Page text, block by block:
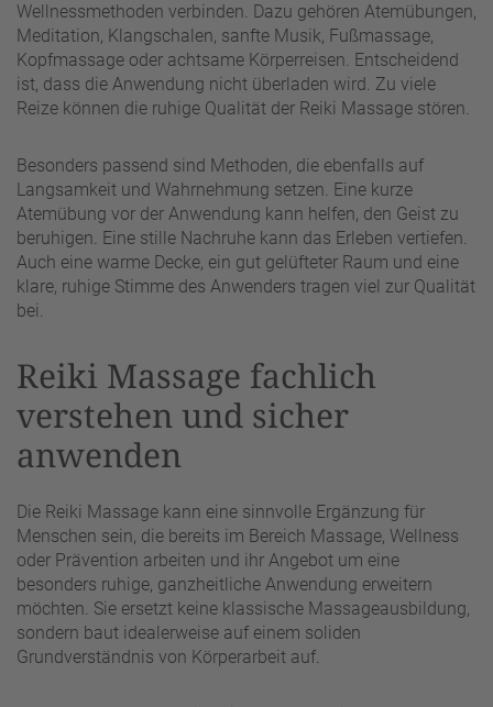
Wellnessmethoden verbinden. Dazu gehören Atemübungen,
Meditation, Klangschalen, sanfte Musik, Fußmassage,
Kopfmassage oder achtsame Körperreisen. Entscheidend
ist, dass die Anwendung nicht überladen wird. Zu viele
Reize können die ruhige Qualität der Reiki Massage stören.
Besonders passend sind Methoden, die ebenfalls auf
Langsamkeit und Wahrnehmung setzen. Eine kurze
Atemübung vor der Anwendung kann helfen, den Geist zu
beruhigen. Eine stille Nachruhe kann das Erleben vertiefen.
Auch eine warme Decke, ein gut gelüfteter Raum und eine
klare, ruhige Stimme des Anwenders tragen viel zur Qualität
bei.
Reiki Massage fachlich
verstehen und sicher
anwenden
Die Reiki Massage kann eine sinnvolle Ergänzung für
Menschen sein, die bereits im Bereich Massage, Wellness
oder Prävention arbeiten und ihr Angebot um eine
besonders ruhige, ganzheitliche Anwendung erweitern
möchten. Sie ersetzt keine klassische Massageausbildung,
sondern baut idealerweise auf einem soliden
Grundverständnis von Körperarbeit auf.